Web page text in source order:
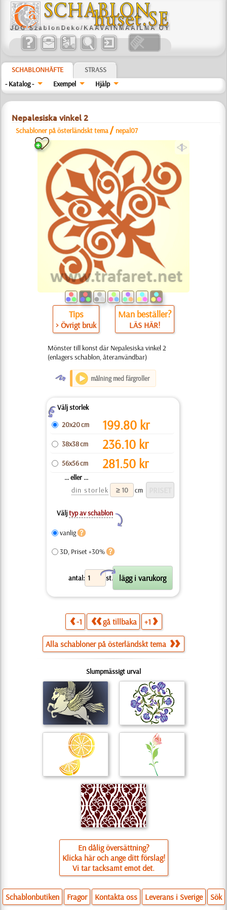
SCHABLONHÄFTE
STRASS
- Katalog -
Exempel Hjälp
Nepalesiska vinkel 2
Schabloner på österländskt tema/ nepal07
a
Tips
> Övrigt bruk
Man beställer?
LÄS HÄR!
Mönster till konst där Nepalesiska vinkel 2
(enlagers schablon, återanvändbar)
O målning med färgroller
ZVälj storlek
20x20 cm
199.80 kr
38x38 cm 236.10 kr
56x56 cm 281.50 kr
... eller ...
din storlek
cm
Väljtyp av schablon
Y
vanlig
3D, Priset +30%
antal: st.
X
-1 gå tillbaka +1
Alla schabloner på österländskt tema
Slumpmässigt urval
En dålig översättning?
Klicka här och ange ditt förslag!
Vi tar tacksamt emot det.
Schablonbutiken Fragor Kontakta oss Leverans i Sverige Sök